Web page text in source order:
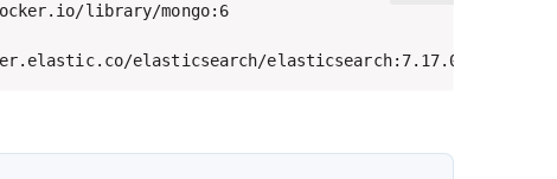
library/mongo:6
elasticsearch/elasticsearch:7.17.0